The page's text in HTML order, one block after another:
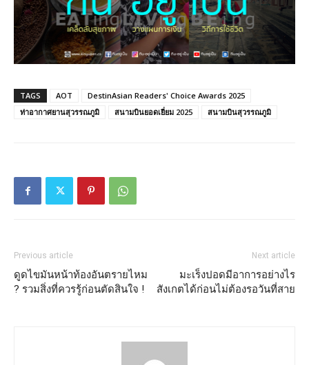
TAGS AOT
DestinAsian Readers' Choice Awards 2025
ท่าอากาศยานสุวรรณภูมิ
สนามบินยอดเยี่ยม 2025 สนามบินสุวรรณภูมิ
Previous article
ดูดไขมันหน้าท้องอันตรายไหม
? รวมสิ่งที่ควรรู้ก่อนตัดสินใจ !
Next article
มะเร็งปอดมีอาการอย่างไร
สังเกตได้ก่อนไม่ต้องรอวันที่สาย